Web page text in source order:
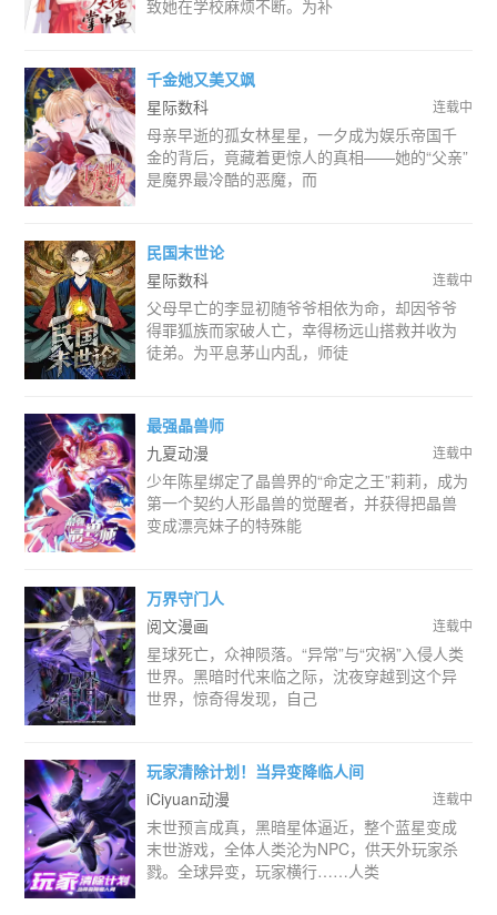
致她在学校麻烦不断。为补
千金她又美又飒
星际数科
连载中
母亲早逝的孤女林星星，一夕成为娱乐帝国千
金的背后，竟藏着更惊人的真相——她的“父亲”
是魔界最冷酷的恶魔，而
民国末世论
星际数科
连载中
父母早亡的李显初随爷爷相依为命，却因爷爷
得罪狐族而家破人亡，幸得杨远山搭救并收为
徒弟。为平息茅山内乱，师徒
最强晶兽师
九夏动漫
连载中
少年陈星绑定了晶兽界的“命定之王”莉莉，成为
第一个契约人形晶兽的觉醒者，并获得把晶兽
变成漂亮妹子的特殊能
万界守门人
阅文漫画
连载中
星球死亡，众神陨落。“异常”与“灾祸”入侵人类
世界。黑暗时代来临之际，沈夜穿越到这个异
世界，惊奇得发现，自己
玩家清除计划！当异变降临人间
iCiyuan动漫
连载中
末世预言成真，黑暗星体逼近，整个蓝星变成
末世游戏，全体人类沦为NPC，供天外玩家杀
戮。全球异变，玩家横行……人类